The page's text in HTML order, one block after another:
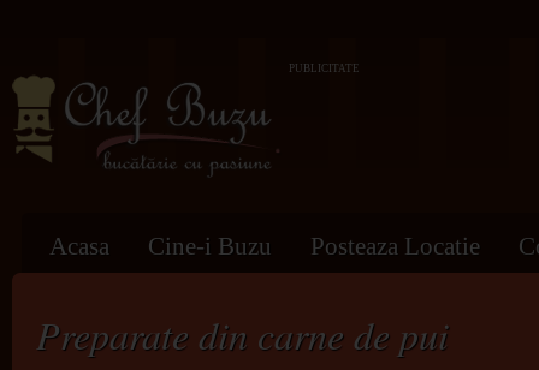
PUBLICITATE
Acasa Cine-i Buzu Posteaza Locatie
Preparate din carne de pui